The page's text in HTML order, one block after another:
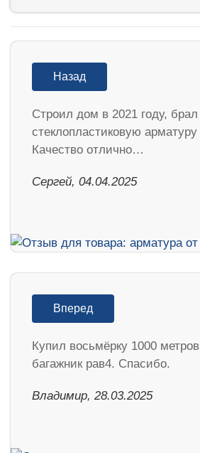
Назад
Строил дом в 2021 году, брал
стеклопластиковую
Качество отлично…
Сергей, 04.04.2025
Вперед
Купил восьмёрку 1000
багажник рав4. Спасибо.
Владимир, 28.03.2025